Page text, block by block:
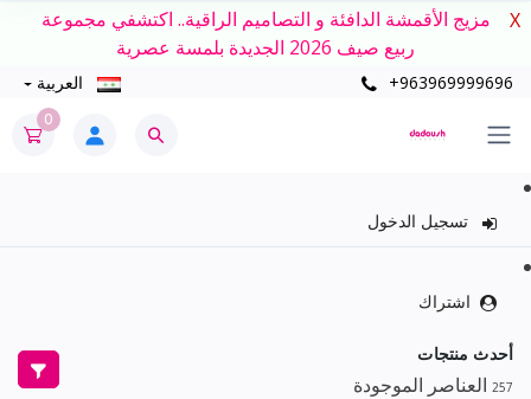
مزيج الأقمشة الدافئة و التصاميم الراقية.. اكتشفي مجموعة
ربيع صيف 2026 الجديدة بلمسة عصرية
X
+963969999696 العربية
0
تسجيل الدخول
اشتراك
أحدث منتجات
257 العناصر الموجودة